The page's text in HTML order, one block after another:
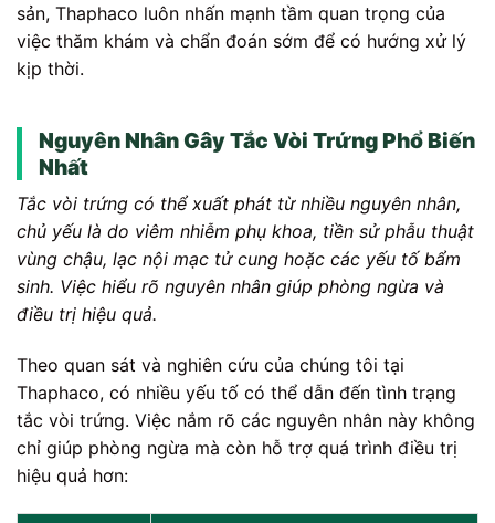
sản, Thaphaco luôn nhấn mạnh tầm quan trọng của
việc thăm khám và chẩn đoán sớm để có hướng xử lý
kịp thời.
Nguyên Nhân Gây Tắc Vòi Trứng Phổ Biến
Nhất
Tắc vòi trứng có thể xuất phát từ nhiều nguyên nhân,
chủ yếu là do viêm nhiễm phụ khoa, tiền sử phẫu thuật
vùng chậu, lạc nội mạc tử cung hoặc các yếu tố bẩm
sinh. Việc hiểu rõ nguyên nhân giúp phòng ngừa và
điều trị hiệu quả.
Theo quan sát và nghiên cứu của chúng tôi tại
Thaphaco, có nhiều yếu tố có thể dẫn đến tình trạng
tắc vòi trứng. Việc nắm rõ các nguyên nhân này không
chỉ giúp phòng ngừa mà còn hỗ trợ quá trình điều trị
hiệu quả hơn: